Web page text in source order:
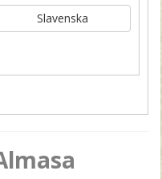
Slavenska